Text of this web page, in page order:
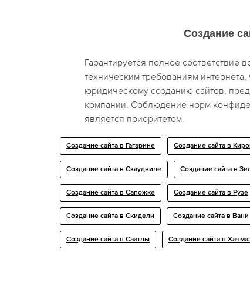
Создание
Гарантируется полное соответствие
техническим требованиям интернета,
юридическому созданию сайтов,
компании. Соблюдение норм
является приоритетом.
Создание сайта в Гагарине Создание сайта в
Создание сайта в Скаудвиле Создание сайта в
Создание сайта в Сапожке Создание сайта в Рузе
Создание сайта в Скидели Создание сайта в Вани
Создание сайта в Саатлы Создание сайта в